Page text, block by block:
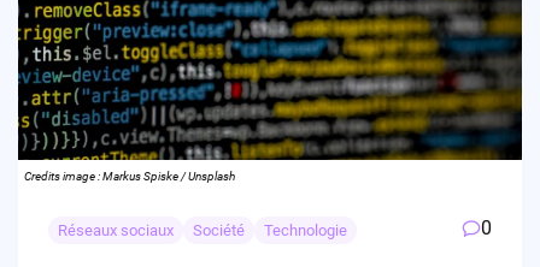
Credits image : Markus Spiske / Unsplash
Réseaux sociaux Société Technologie 0